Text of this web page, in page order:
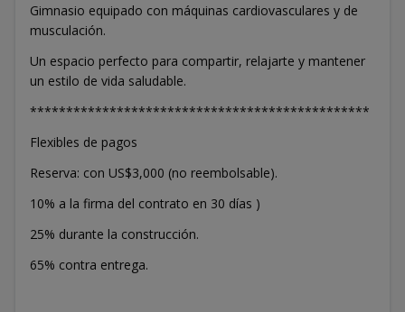
Gimnasio equipado con máquinas cardiovasculares y de
musculación.
Un espacio perfecto para compartir, relajarte y mantener
un estilo de vida saludable.
***********************************************
Flexibles de pagos
Reserva: con US$3,000 (no reembolsable).
10% a la firma del contrato en 30 días )
25% durante la construcción.
65% contra entrega.